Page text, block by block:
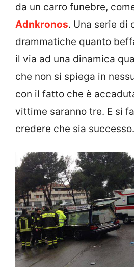
da un carro funebre,
Adnkronos. Una serie di
drammatiche quanto
il via ad una dinamica
che non si spiega in
con il fatto che è
vittime saranno tre. E si
credere che sia successo.